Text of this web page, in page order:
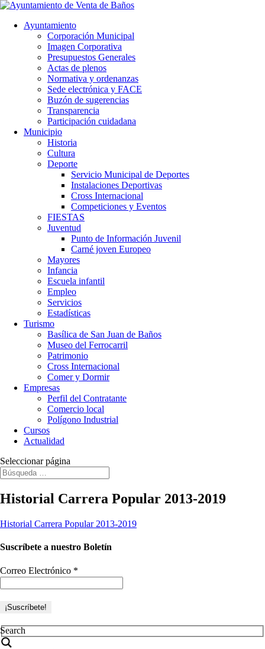
Ayuntamiento
Corporación Municipal
Imagen Corporativa
Presupuestos Generales
Actas de plenos
Normativa y ordenanzas
Sede electrónica y FACE
Buzón de sugerencias
Transparencia
Participación cuidadana
Municipio
Historia
Cultura
Deporte
Servicio Municipal de Deportes
Instalaciones Deportivas
Cross Internacional
Competiciones y Eventos
FIESTAS
Juventud
Punto de Información Juvenil
Carné joven Europeo
Mayores
Infancia
Escuela infantil
Empleo
Servicios
Estadísticas
Turismo
Basílica de San Juan de Baños
Museo del Ferrocarril
Patrimonio
Cross Internacional
Comer y Dormir
Empresas
Perfil del Contratante
Comercio local
Polígono Industrial
Cursos
Actualidad
Seleccionar página
Historial Carrera Popular 2013-2019
Historial Carrera Popular 2013-2019
Suscríbete a nuestro Boletín
Correo Electrónico *
Search